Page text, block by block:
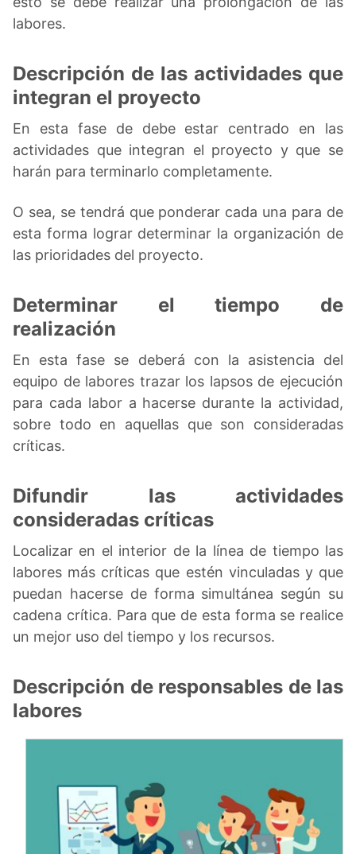
labores.
Descripción de las actividades que
integran el proyecto
En esta fase de debe estar centrado en las
actividades que integran el proyecto y que se
harán para terminarlo completamente.
O sea, se tendrá que ponderar cada una para de
esta forma lograr determinar la organización de
las prioridades del proyecto.
Determinar el tiempo de
realización
En esta fase se deberá con la asistencia del
equipo de labores trazar los lapsos de ejecución
para cada labor a hacerse durante la actividad,
sobre todo en aquellas que son consideradas
críticas.
Difundir las actividades
consideradas críticas
Localizar en el interior de la línea de tiempo las
labores más críticas que estén vinculadas y que
puedan hacerse de forma simultánea según su
cadena crítica. Para que de esta forma se realice
un mejor uso del tiempo y los recursos.
Descripción de responsables de las
labores